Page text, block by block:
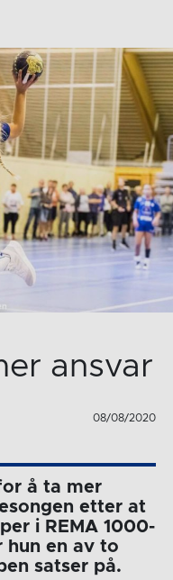
ansvar
08/08/2020
å ta mer
etter at
i REMA 1000-
hun en av to
satser på.